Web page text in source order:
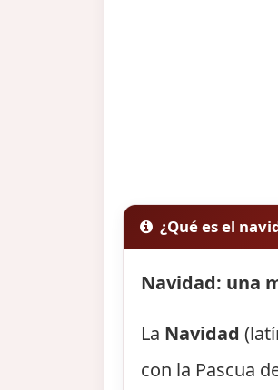
¿Qué es el
Navidad: una
La Navidad
con la Pascua